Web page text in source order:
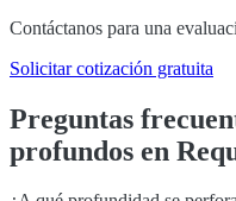
Contáctanos para una
Solicitar cotización gratuita
Preguntas
profundos en